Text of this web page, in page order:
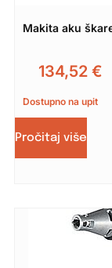
Makita aku
134,52 €
Dostupno na upit
Pročitaj više